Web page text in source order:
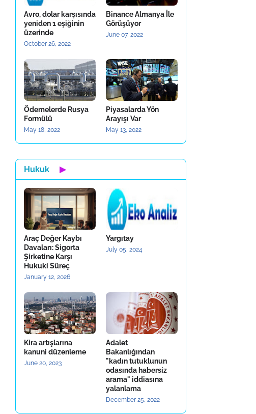
Avro, dolar karşısında
yeniden 1 eşiğinin
üzerinde
October 26, 2022
Binance Almanya İle
Görüşüyor
June 07, 2022
Ödemelerde Rusya
Formülü
May 18, 2022
Piyasalarda Yön
Arayışı Var
May 13, 2022
Hukuk ▶
Araç Değer Kaybı
Davaları: Sigorta
Şirketine Karşı
Hukuki Süreç
January 12, 2026
Yargıtay
July 05, 2024
Kira artışlarına
kanuni düzenleme
June 20, 2023
Adalet
Bakanlığından
"kadın tutuklunun
odasında habersiz
arama" iddiasına
yalanlama
December 25, 2022